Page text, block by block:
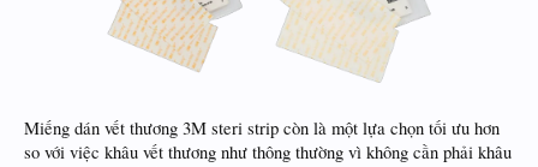
Miếng dán vết thương 3M steri strip còn là một lựa chọn tối ưu hơn
so với việc khâu vết thương như thông thường vì không cần phải khâu